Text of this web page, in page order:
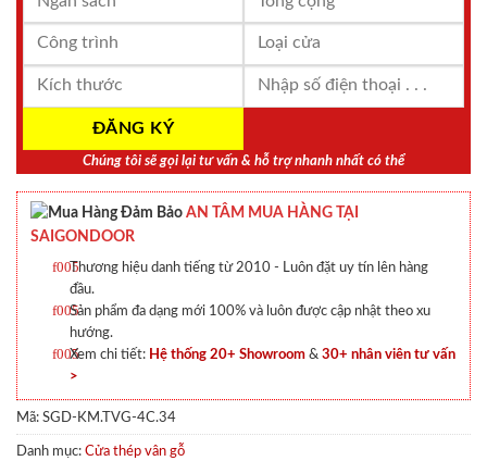
Chúng tôi sẽ gọi lại tư vấn & hỗ trợ nhanh nhất có thể
AN TÂM MUA HÀNG TẠI
SAIGONDOOR
Thương hiệu danh tiếng từ 2010 - Luôn đặt uy tín lên hàng
đầu.
Sản phẩm đa dạng mới 100% và luôn được cập nhật theo xu
hướng.
Xem chi tiết: Hệ thống 20+ Showroom & 30+ nhân viên tư vấn
>
Mã: SGD-KM.TVG-4C.34
Danh mục: Cửa thép vân gỗ